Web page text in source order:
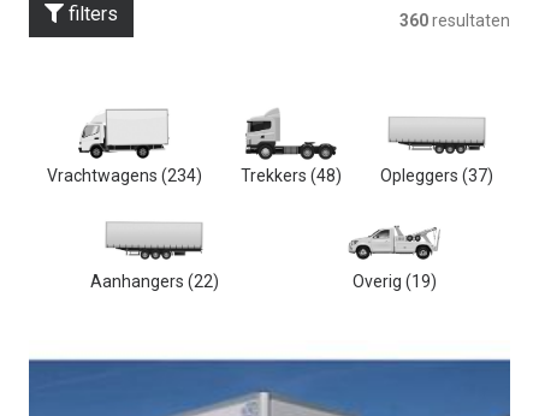
360resultaten
filters
Vrachtwagens (234) Trekkers (48) Opleggers (37)
Aanhangers (22) Overig(19)